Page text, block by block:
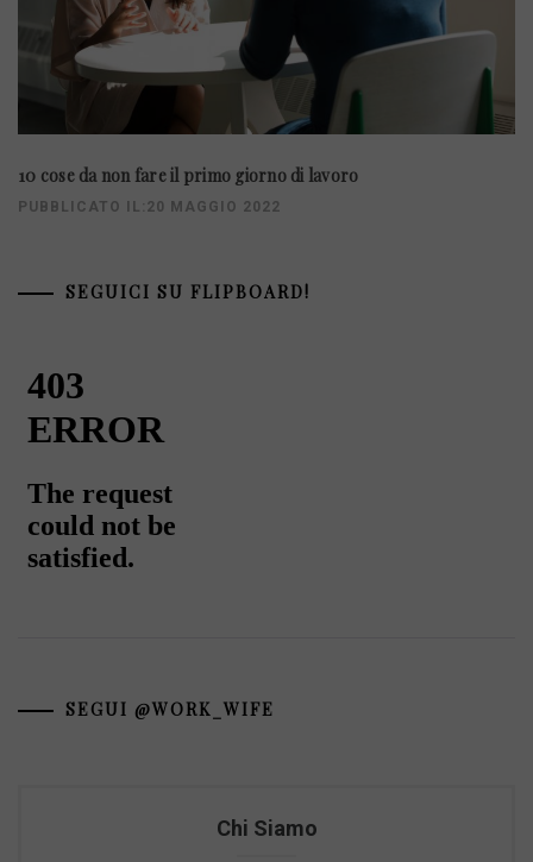
10 cose da non fare il primo giorno di lavoro
PUBBLICATO IL:20 MAGGIO 2022
SEGUICI SU FLIPBOARD!
SEGUI @WORK_WIFE
Chi Siamo